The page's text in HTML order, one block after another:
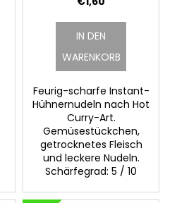
IN DEN
WARENKORB
Feurig-scharfe Instant-
Hühnernudeln nach Hot
Curry-Art.
Gemüsestückchen,
getrocknetes Fleisch
und leckere Nudeln.
Schärfegrad: 5 / 10